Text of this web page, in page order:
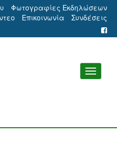
Φωτογραφίες Εκδηλώσεων
Επικοινωνία Συνδέσεις